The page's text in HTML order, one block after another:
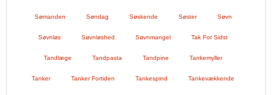
Sømanden Søndag Søskende Søster Søvn
Søvnløs Søvnløshed Søvnmangel Tak For Sidst
Tandlæge Tandpasta Tandpine Tankemyller
Tanker Tanker Fortiden Tankespind Tankevækkende